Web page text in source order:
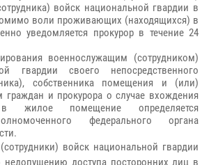
войск национальной гвардии в
воли проживающих (находящихся) в
уведомляется прокурор в течение 24
военнослужащим (сотрудником)
гвардии своего непосредственного
собственника помещения и (или)
и прокурора о случае вхождения
в жилое помещение определяется
федерального органа
войск национальной гвардии
доступа посторонних лиц в